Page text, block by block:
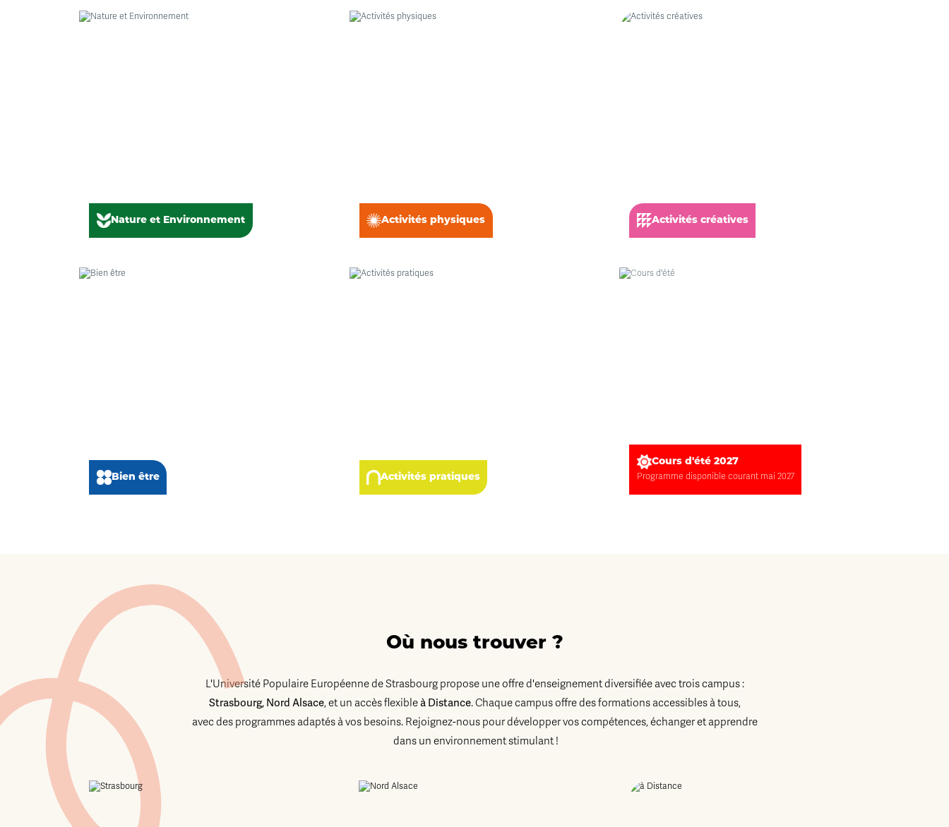
Nature et Environnement Activités physiques Activités créatives
Bien être Activités pratiques
Cours d'été 2027
Programme disponible courant mai 2027
Où nous trouver ?
L'Université Populaire Européenne de Strasbourg propose une offre d'enseignement diversifiée avec trois campus :
Strasbourg, Nord Alsace, et un accès flexible à Distance. Chaque campus offre des formations accessibles à tous,
avec des programmes adaptés à vos besoins. Rejoignez-nous pour développer vos compétences, échanger et apprendre
dans un environnement stimulant !